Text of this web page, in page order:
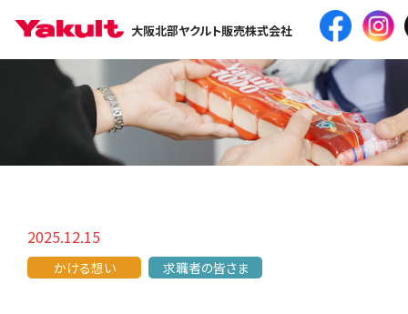
大阪北部ヤクルト販売株式会社
2025.12.15
かける想い 求職者の皆さま